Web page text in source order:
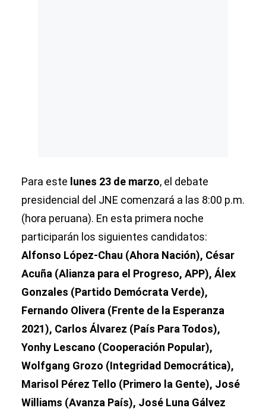
Para este lunes 23 de marzo, el debate
presidencial del JNE comenzará a las 8:00 p.m.
(hora peruana). En esta primera noche
participarán los siguientes candidatos:
Alfonso López-Chau (Ahora Nación), César
Acuña (Alianza para el Progreso, APP), Álex
Gonzales (Partido Demócrata Verde),
Fernando Olivera (Frente de la Esperanza
2021), Carlos Álvarez (País Para Todos),
Yonhy Lescano (Cooperación Popular),
Wolfgang Grozo (Integridad Democrática),
Marisol Pérez Tello (Primero la Gente), José
Williams (Avanza País), José Luna Gálvez